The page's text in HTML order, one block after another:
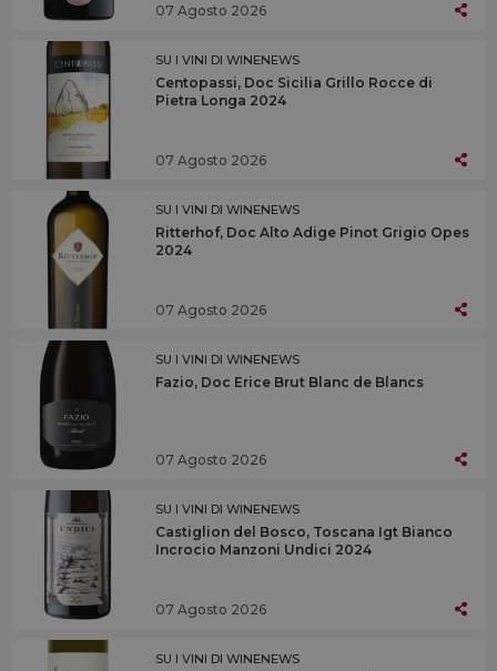
07 Agosto 2026
SU I VINI DI WINENEWS
Centopassi, Doc Sicilia Grillo Rocce di
Pietra Longa 2024
07 Agosto 2026
SU I VINI DI WINENEWS
Ritterhof, Doc Alto Adige Pinot Grigio Opes
2024
07 Agosto 2026
SU I VINI DI WINENEWS
Fazio, Doc Erice Brut Blanc de Blancs
07 Agosto 2026
SU I VINI DI WINENEWS
Castiglion del Bosco, Toscana Igt Bianco
Incrocio Manzoni Undici 2024
07 Agosto 2026
SU I VINI DI WINENEWS